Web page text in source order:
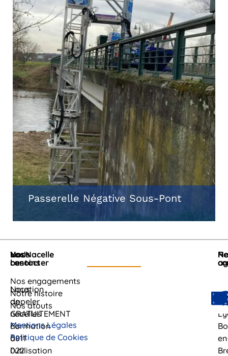
Passerelle Négative Sous-Pont
Nous
contacter
Nous
appeler
GRATUITEMENT
au
0811
022
Vos
besoins
Location
de
nacelles
Formation
à
l’utilisation
Loc'Nacelle
Nos engagements
Notre histoire
Nos atouts
Mentions Légales
Politique de Cookies